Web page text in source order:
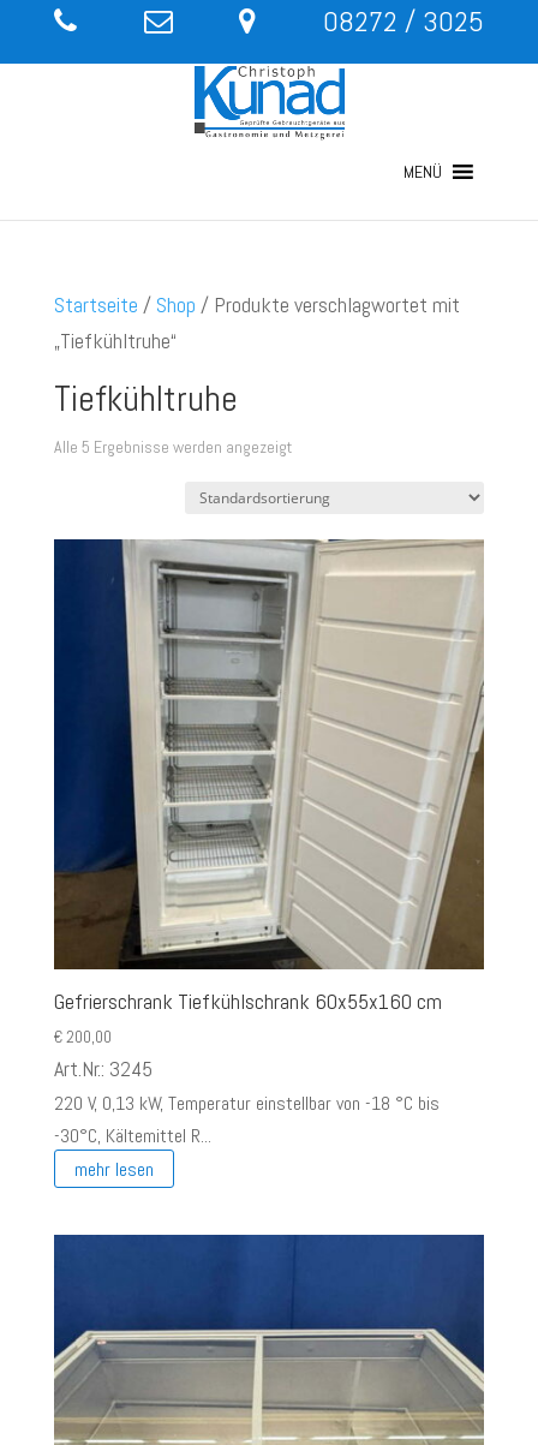
08272 / 3025
MENÜ
Startseite / Shop / Produkte verschlagwortet mit
„Tiefkühltruhe“
Tiefkühltruhe
Alle 5 Ergebnisse werden angezeigt
Gefrierschrank Tiefkühlschrank 60x55x160 cm
€200,00
Art.Nr.: 3245
220 V, 0,13 kW, Temperatur einstellbar von -18 °C bis
-30°C, Kältemittel R...
mehr lesen